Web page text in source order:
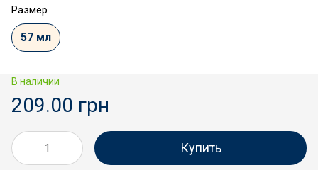
Размер
57 мл
В наличии
209.00 грн
Купить